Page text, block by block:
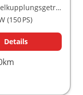
Doppelkupplungsgetriebe (DSG)
(150 PS)
Details